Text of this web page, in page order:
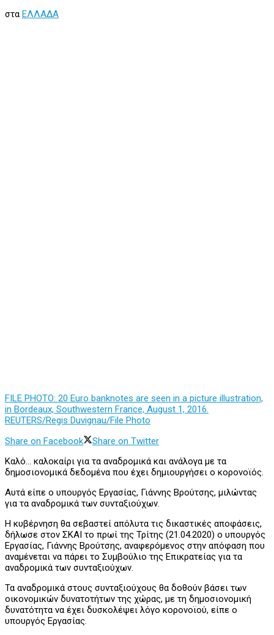
στα ΕΛΛΑΔΑ
FILE PHOTO: 20 Euro banknotes are seen in a picture illustration,
in Bordeaux, Southwestern France, August 1, 2016.
REUTERS/Regis Duvignau/File Photo
Share on Facebook
Share on Twitter
Καλό… καλοκαίρι για τα αναδρομικά και ανάλογα με τα
δημοσιονομικά δεδομένα που έχει δημιουργήσει ο κορονοϊός.
Αυτά είπε ο υπουργός Εργασίας, Γιάννης Βρούτσης, μιλώντας
για τα αναδρομικά των συνταξιούχων.
Η κυβέρνηση θα σεβαστεί απόλυτα τις δικαστικές αποφάσεις,
δήλωσε στον ΣΚΑΙ το πρωί της Τρίτης (21.04.2020) ο υπουργός
Εργασίας, Γιάννης Βρούτσης, αναφερόμενος στην απόφαση που
αναμένεται να πάρει το Συμβούλιο της Επικρατείας για τα
αναδρομικά των συνταξιούχων.
Τα αναδρομικά στους συνταξιούχους θα δοθούν βάσει των
οικονομικών δυνατοτήτων της χώρας, με τη δημοσιονομική
δυνατότητα να έχει δυσκολέψει λόγο κορονοϊού, είπε ο
υπουργός Εργασίας.